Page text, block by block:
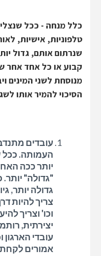
כלל מנחה - ככל
טלפוניות, אישיות,
שנרתום אותם, גדול
קבוע או כל אחד אחר
מנוסחת לשני המינים
הסיכוי להמיר אותו
עובדים
העמותה.
יותר ככה
"גדולה"
גדולה יותר,
צריך להיות
וכו' וצריך
יצירתית,
עובדי הארגון
אמורים